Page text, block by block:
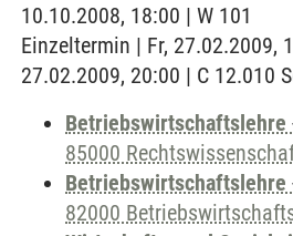
10.10.2008, 18:00 | W 101
Einzeltermin | Fr, 27.02.2009,
27.02.2009, 20:00 | C 12.010
Betriebswirtschaftslehre
85000
Betriebswirtschaftslehre
82000